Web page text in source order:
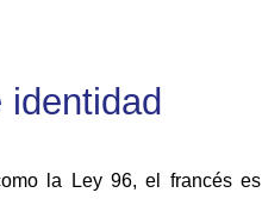
la Ley 96, el francés es